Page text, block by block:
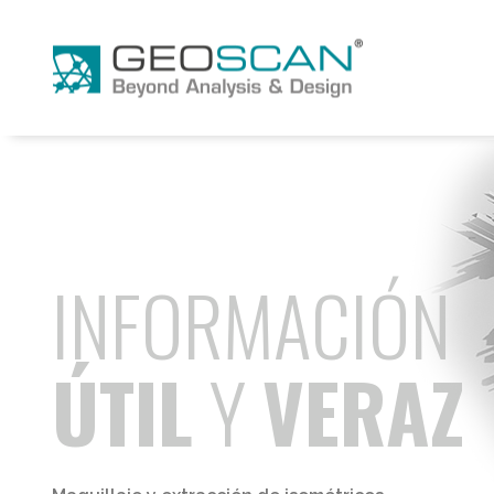
INFORMACIÓN
ÚTILYVERAZ